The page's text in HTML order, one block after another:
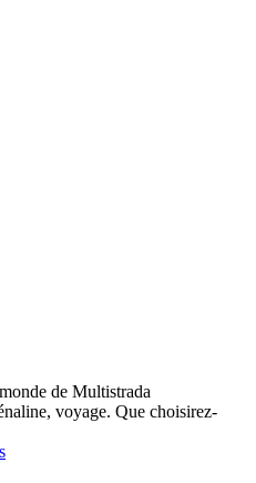
de Multistrada
voyage. Que choisirez-